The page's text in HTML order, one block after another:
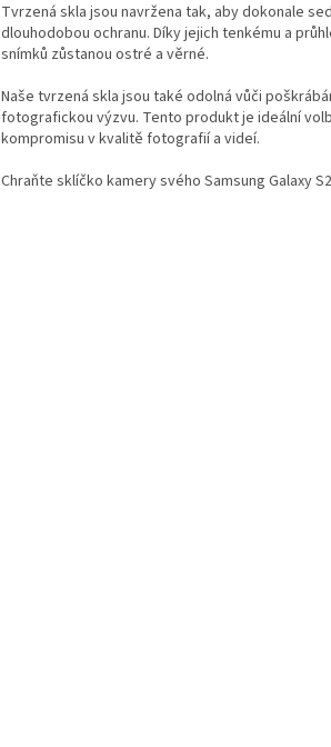
Tvrzená skla jsou navržena tak, aby dokonale
dlouhodobou ochranu. Díky jejich tenkému a
snímků zůstanou ostré a věrné.
Naše tvrzená skla jsou také odolná vůči
fotografickou výzvu. Tento produkt je ideální
kompromisu v kvalitě fotografií a videí.
Chraňte sklíčko kamery svého Samsung Galaxy